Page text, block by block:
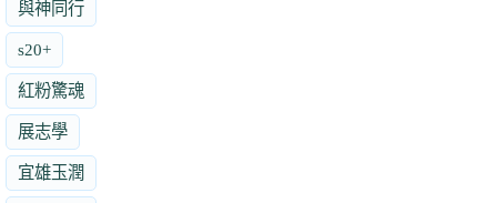
與神同行
s20+
紅粉驚魂
展志學
宜雄玉潤